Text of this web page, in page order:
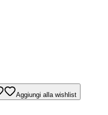
Aggiungi alla wishlist